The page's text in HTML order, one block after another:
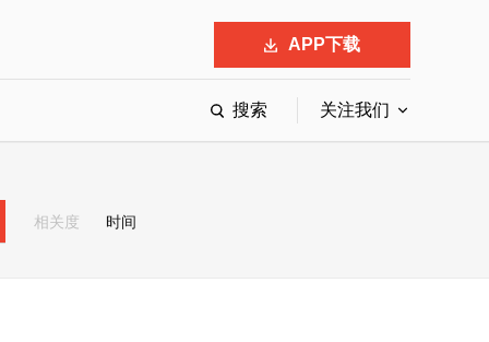
APP下载
力的创业公司申报
搜索 关注我们
相关度 时间